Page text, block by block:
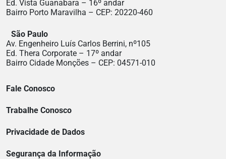
Ed. Vista Guanabara – 16º andar
Bairro Porto Maravilha – CEP: 20220-460
São Paulo
Av. Engenheiro Luís Carlos Berrini, nº105
Ed. Thera Corporate – 17º andar
Bairro Cidade Monções – CEP: 04571-010
Fale Conosco
Trabalhe Conosco
Privacidade de Dados
Segurança da Informação